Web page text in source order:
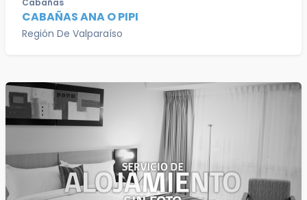
Cabañas
CABAÑAS ANA O PIPI
Región De Valparaíso